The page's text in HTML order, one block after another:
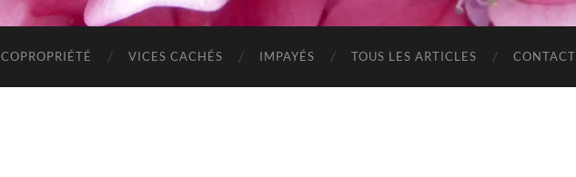
COPROPRIÉTÉ VICES CACHÉS IMPAYÉS TOUS LES ARTICLES CONTACT